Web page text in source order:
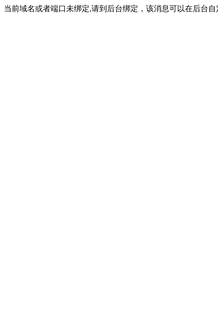
当前域名或者端口未绑定,请到后台绑定，该消息可以在后台自